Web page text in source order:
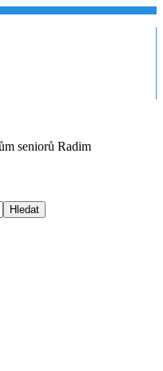
seniorů Radim
Hledat